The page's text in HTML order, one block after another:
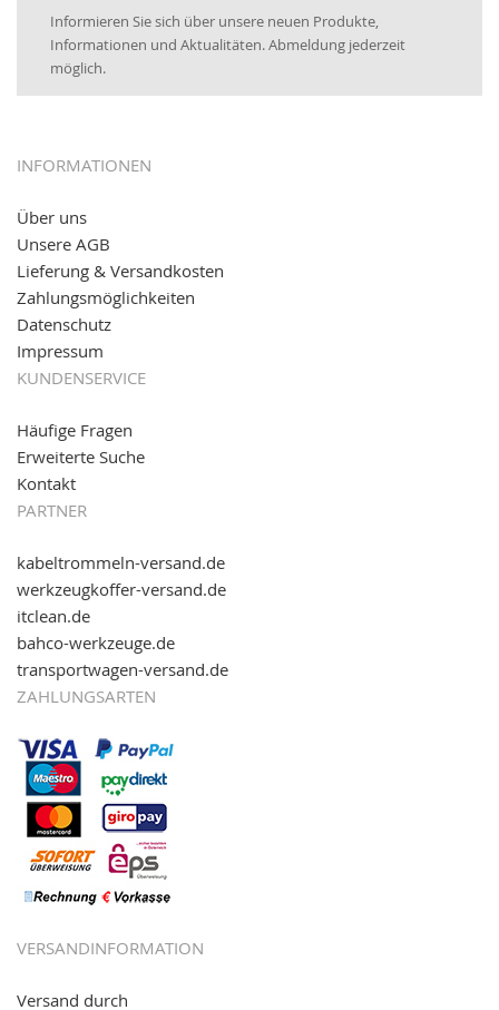
16.01.2017:JETZT NEU- Visa & MasterCard (inkl.
Maestro)
12.01.2017:JETZT NEU- giropay, SOFORT-Überweisung
05.09.2016: NEUE Topseller bei
11.08.2016: Gerade entsteht unser "neuer"
Partnershop
Online-Shop für einfaches Transportieren. Einfach
reinschauen...
Informieren Sie sich über unsere neuen Produkte,
Informationen und Aktualitäten. Abmeldung jederzeit
möglich.
INFORMATIONEN
Über uns
Unsere AGB
Lieferung & Versandkosten
Zahlungsmöglichkeiten
Datenschutz
Impressum
KUNDENSERVICE
Häufige Fragen
Erweiterte Suche
Kontakt
PARTNER
kabeltrommeln-versand.de
werkzeugkoffer-versand.de
itclean.de
bahco-werkzeuge.de
transportwagen-versand.de
ZAHLUNGSARTEN
VERSANDINFORMATION
Versand durch